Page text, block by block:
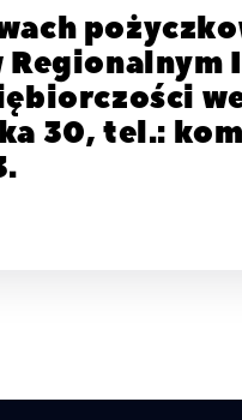
Regionalnym
30, tel.: